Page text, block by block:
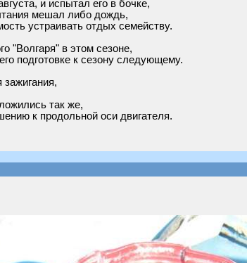
и испытал его в бочке,
мешал либо дождь,
устраивать отдых семейству.
"Волгаря" в этом сезоне,
подготовке к сезону следующему.
так же,
к продольной оси двигателя.